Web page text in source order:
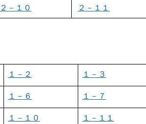
２－１０ ２－１１
１－２ １－３
１－６ １－７
１－１０ １－１１